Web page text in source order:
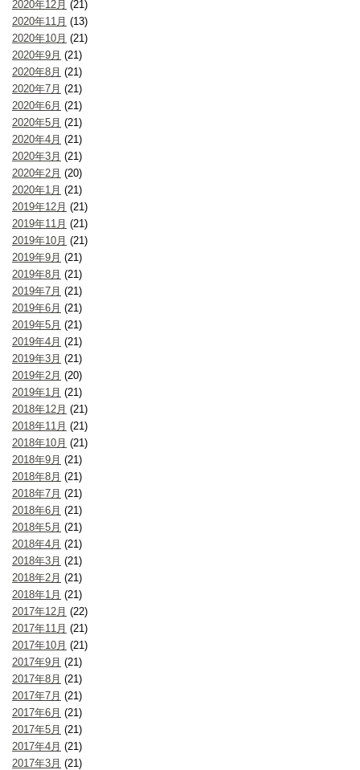
2020年12月 (21)
2020年11月 (13)
2020年10月 (21)
2020年9月 (21)
2020年8月 (21)
2020年7月 (21)
2020年6月 (21)
2020年5月 (21)
2020年4月 (21)
2020年3月 (21)
2020年2月 (20)
2020年1月 (21)
2019年12月 (21)
2019年11月 (21)
2019年10月 (21)
2019年9月 (21)
2019年8月 (21)
2019年7月 (21)
2019年6月 (21)
2019年5月 (21)
2019年4月 (21)
2019年3月 (21)
2019年2月 (20)
2019年1月 (21)
2018年12月 (21)
2018年11月 (21)
2018年10月 (21)
2018年9月 (21)
2018年8月 (21)
2018年7月 (21)
2018年6月 (21)
2018年5月 (21)
2018年4月 (21)
2018年3月 (21)
2018年2月 (21)
2018年1月 (21)
2017年12月 (22)
2017年11月 (21)
2017年10月 (21)
2017年9月 (21)
2017年8月 (21)
2017年7月 (21)
2017年6月 (21)
2017年5月 (21)
2017年4月 (21)
2017年3月 (21)